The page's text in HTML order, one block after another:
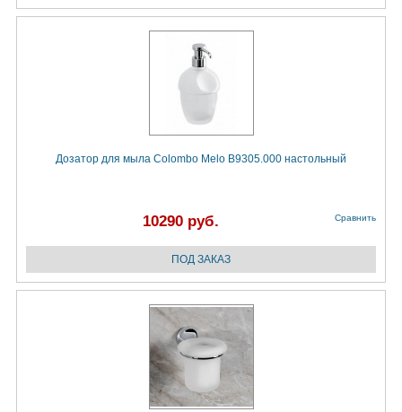
Дозатор для мыла Colombo Melo B9305.000 настольный
10290 руб. Сравнить